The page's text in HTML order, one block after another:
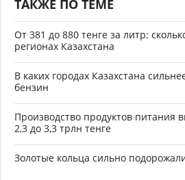
ТАКЖЕ ПО ТЕМЕ
От 381 до 880 тенге за литр:
регионах Казахстана
В каких городах Казахстана
бензин
Производство продуктов питания
2,3 до 3,3 трлн тенге
Золотые кольца сильно